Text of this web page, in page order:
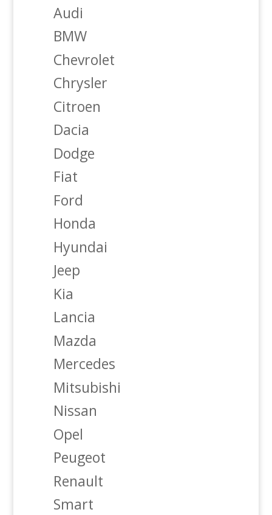
Audi
BMW
Chevrolet
Chrysler
Citroen
Dacia
Dodge
Fiat
Ford
Honda
Hyundai
Jeep
Kia
Lancia
Mazda
Mercedes
Mitsubishi
Nissan
Opel
Peugeot
Renault
Smart